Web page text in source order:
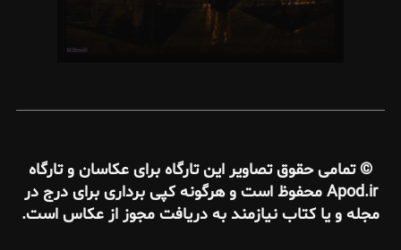
© تمامی حقوق تصاویر این تارگاه برای عکاسان و تارگاه
Apod.ir محفوظ است و هرگونه کپی برداری برای درج در
مجله و یا کتاب نیازمند به دریافت مجوز از عکاس است.